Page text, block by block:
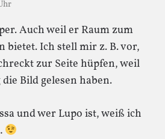
Auch weil er Raum zum
bietet. Ich stell mir z. B. vor,
zur Seite hüpfen, weil
Bild gelesen haben.
und wer Lupo ist, weiß ich